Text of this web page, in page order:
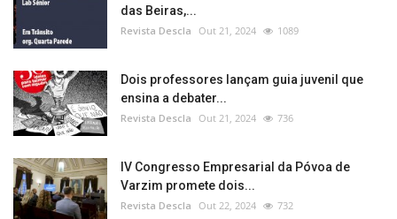
das Beiras,...
Revista Descla Out 21, 2024 1089
Dois professores lançam guia juvenil que
ensina a debater...
Revista Descla Out 21, 2024 736
IV Congresso Empresarial da Póvoa de
Varzim promete dois...
Revista Descla Out 22, 2024 732